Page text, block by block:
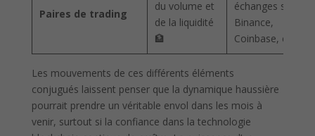
Paires de trading
du volume et
de la liquidité
🏦
échanges sur
Binance,
Coinbase, etc.
Les mouvements de ces différents éléments
conjugués laissent penser que la dynamique haussière
pourrait prendre un véritable envol dans les mois à
venir, surtout si la confiance dans la technologie